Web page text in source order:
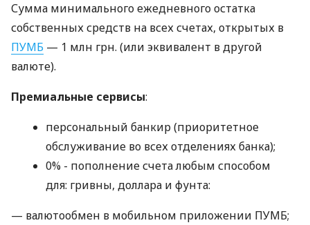
Сумма минимального ежедневного остатка
собственных средств на всех счетах, открытых в
ПУМБ — 1 млн грн. (или эквивалент в другой
валюте).
Премиальные сервисы:
персональный банкир (приоритетное
обслуживание во всех отделениях банка);
0% - пополнение счета любым способом
для: гривны, доллара и фунта:
— валютообмен в мобильном приложении ПУМБ;